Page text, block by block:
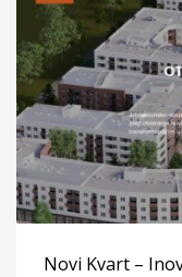
Novi Kvart –